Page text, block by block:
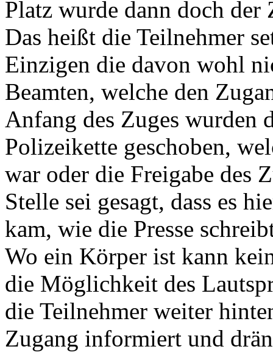
Platz wurde dann doch
Das heißt die Teilnehmer
Einzigen die davon wohl
Beamten, welche den
Anfang des Zuges wurden
Polizeikette geschoben,
war oder die Freigabe des
Stelle sei gesagt, dass es
kam, wie die Presse
Wo ein Körper ist kann
die Möglichkeit des
die Teilnehmer weiter
Zugang informiert und